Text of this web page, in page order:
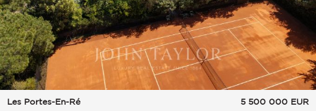
Les Portes-En-Ré
5 500 000 EUR